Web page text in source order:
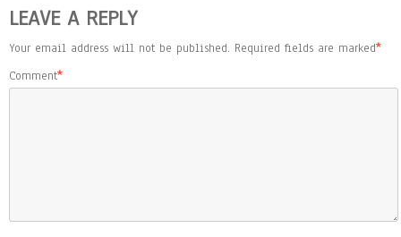
LEAVE A REPLY
Your email address will not be published. Required fields are marked*
Comment*